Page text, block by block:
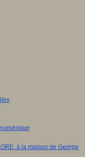
à la maison de George